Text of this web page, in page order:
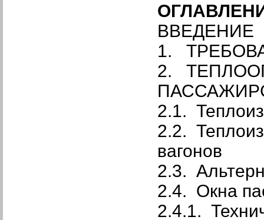
ВВЕДЕНИЕ
1.
2.
2.1.
2.2.
вагонов
2.3.
2.4. Окна
2.4.1.